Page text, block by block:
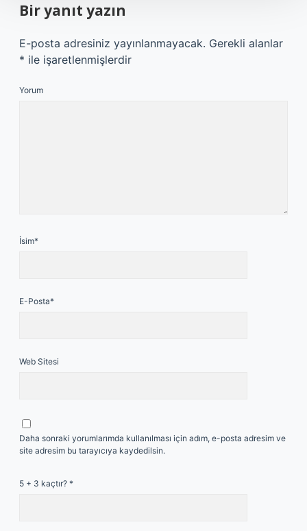
Bir yanıt yazın
E-posta adresiniz yayınlanmayacak. Gerekli alanlar
* ile işaretlenmişlerdir
Yorum
İsim*
E-Posta*
Web Sitesi
Daha sonraki yorumlarımda kullanılması için adım, e-posta adresim ve
site adresim bu tarayıcıya kaydedilsin.
5 + 3 kaçtır? *